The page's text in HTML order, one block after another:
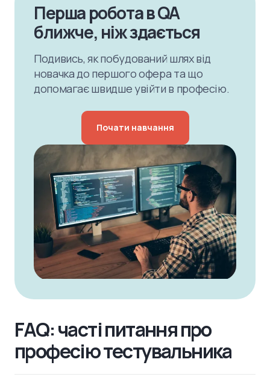
Перша робота в QA
ближче, ніж здається
Подивись, як побудований шлях від
новачка до першого офера та що
допомагає швидше увійти в професію.
Почати навчання
FAQ: часті питання про
професію тестувальника